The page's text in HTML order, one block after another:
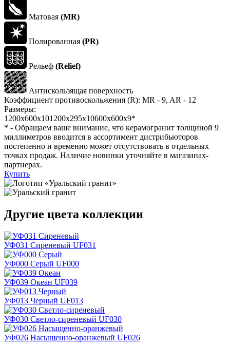
Матовая (MR)
Полированная (PR)
Рельеф (Relief)
Антискользящая поверхность
Коэффициент противоскольжения (R): MR - 9, AR - 12
Размеры:
1200x600x101200x295x10600x600x9*
* - Обращаем ваше внимание, что керамогранит толщиной 9
миллиметров вводится в ассортимент дистрибьюторов
постепенно и временно может отсутствовать в отдельных
точках продаж. Наличие новинки уточняйте в магазинах-
партнерах.
Купить
Другие цвета коллекции
УФ031 Сиреневый UF031
УФ000 Серый UF000
УФ039 Океан UF039
УФ013 Черный UF013
УФ030 Светло-сиреневый UF030
УФ026 Насыщенно-оранжевый UF026